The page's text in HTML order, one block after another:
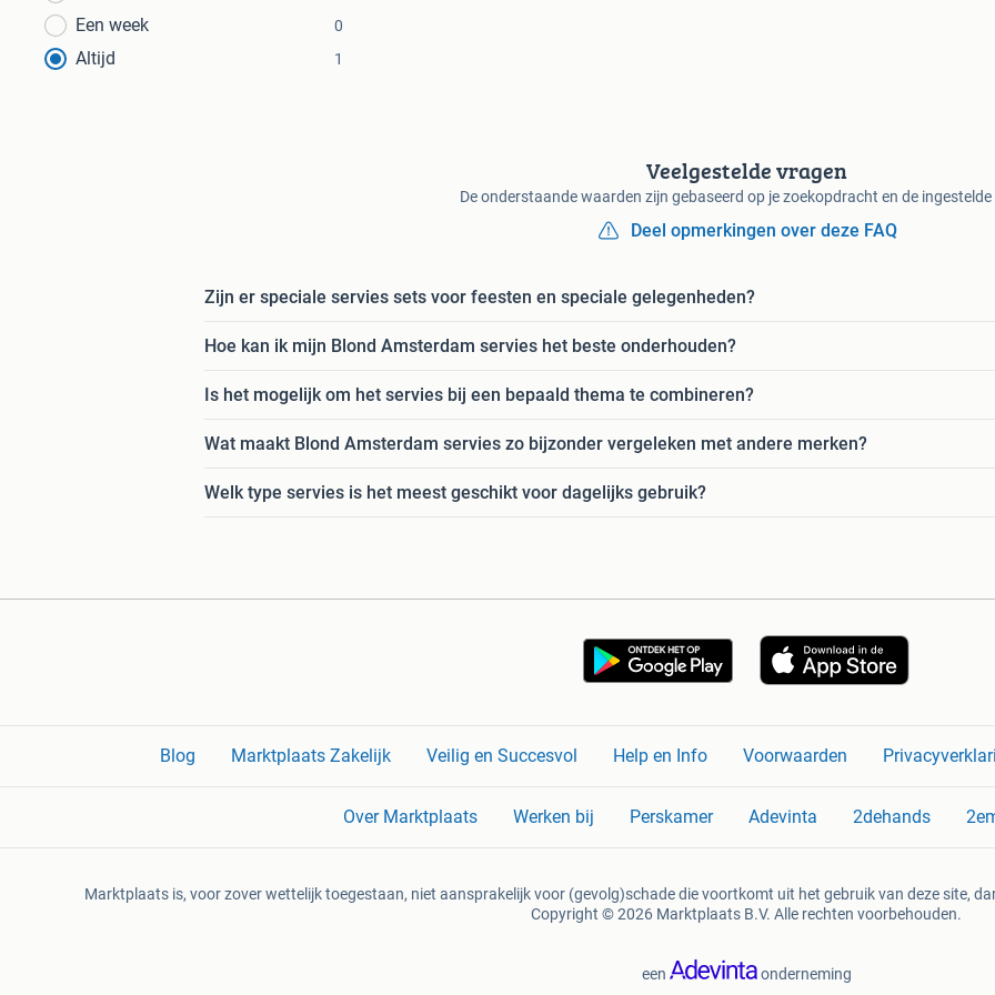
Een week 0
Altijd 1
Veelgestelde vragen
De onderstaande waarden zijn gebaseerd op je zoekopdracht en de
Deel opmerkingen over deze FAQ
Zijn er speciale servies sets voor feesten en speciale gelegenheden?
Hoe kan ik mijn Blond Amsterdam servies het beste onderhouden?
Is het mogelijk om het servies bij een bepaald thema te combineren?
Wat maakt Blond Amsterdam servies zo bijzonder vergeleken met andere merken?
Welk type servies is het meest geschikt voor dagelijks gebruik?
Blog Marktplaats Zakelijk Veilig en Succesvol Help en Info Voorwaarden
Over Marktplaats Werken bij Perskamer Adevinta 2dehands
Marktplaats is, voor zover wettelijk toegestaan, niet aansprakelijk voor (gevolg)schade die voortkomt uit het gebruik van deze site,
Copyright © 2026 Marktplaats B.V. Alle rechten voorbehouden.
een onderneming